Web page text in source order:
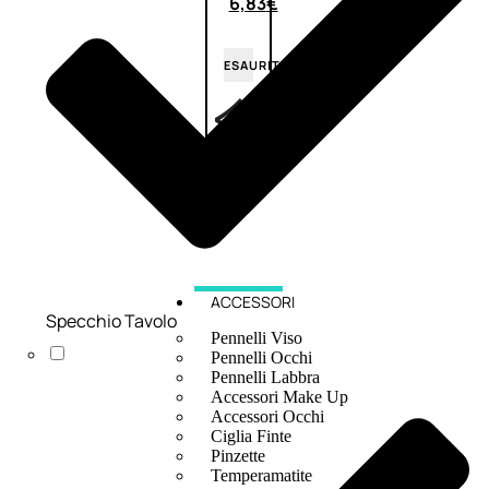
ESAURITO
ACCESSORI
Pennelli Viso
Pennelli Occhi
Pennelli Labbra
Accessori Make Up
Accessori Occhi
Ciglia Finte
Pinzette
Temperamatite
Specchio Tavolo